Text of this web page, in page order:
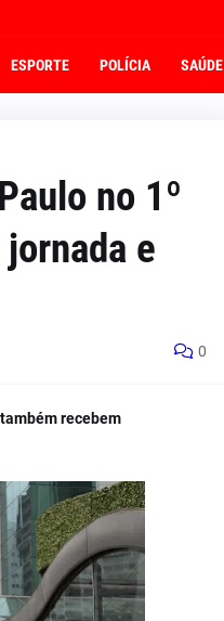
ESPORTE POLÍCIA SAÚDE
no 1º
e
0
recebem